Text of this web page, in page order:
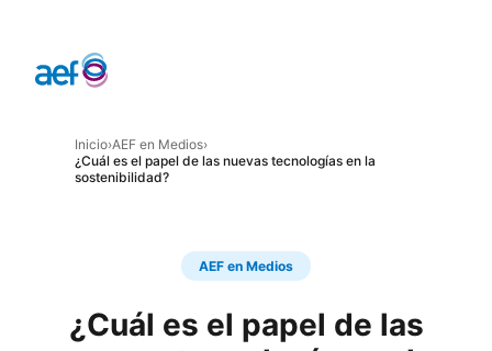
Inicio›AEF en Medios›
¿Cuál es el papel de las nuevas tecnologías en la
sostenibilidad?
AEF en Medios
¿Cuál es el papel de las